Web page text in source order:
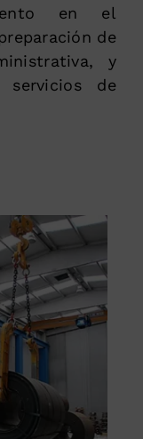
en el
de
y
de